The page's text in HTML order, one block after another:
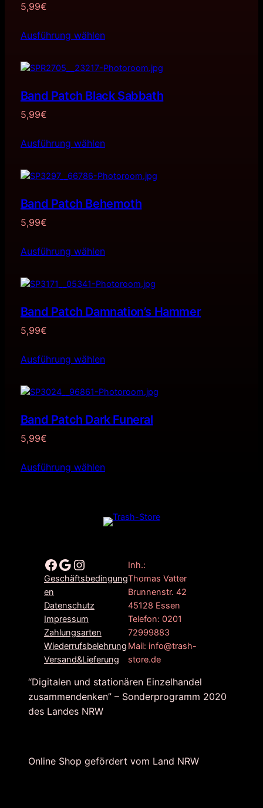
5,99€
Ausführung wählen
Band Patch Black Sabbath
5,99€
Ausführung wählen
Band Patch Behemoth
5,99€
Ausführung wählen
Band Patch Damnation’s Hammer
5,99€
Ausführung wählen
Band Patch Dark Funeral
5,99€
Ausführung wählen
Facebook Google Instagram
Geschäftsbedingung
en
Datenschutz
Impressum
Zahlungsarten
Wiederrufsbelehrung
Versand&Lieferung
Inh.:
Thomas Vatter
Brunnenstr. 42
45128 Essen
Telefon: 0201
72999883
Mail: info@trash-
store.de
“Digitalen und stationären Einzelhandel
zusammendenken” – Sonderprogramm 2020
des Landes NRW
Online Shop gefördert vom Land NRW